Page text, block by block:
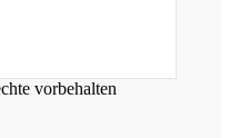
vorbehalten